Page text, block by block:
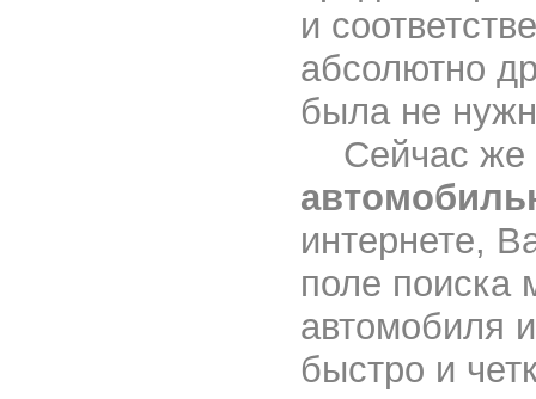
и
абсолютно
была не
Сейчас же
интернете,
поле поиска
автомобиля
быстро и